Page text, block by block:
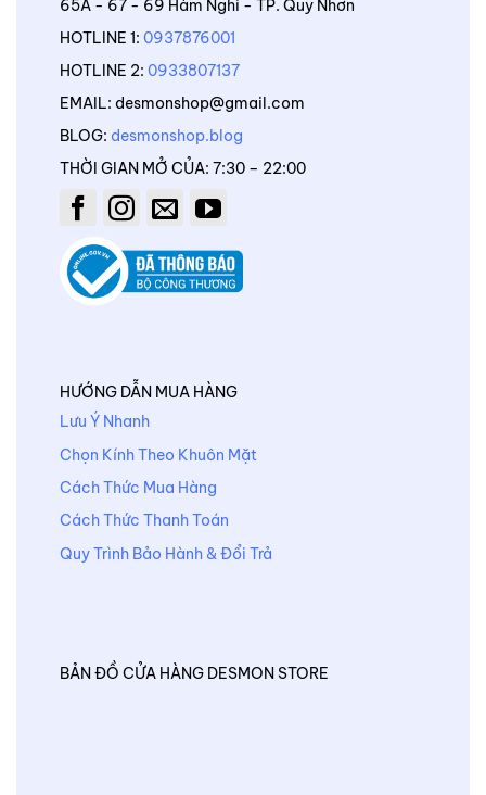
65A - 67 - 69 Hàm Nghi - TP. Quy Nhơn
HOTLINE 1: 0937876001
HOTLINE 2: 0933807137
EMAIL: desmonshop@gmail.com
BLOG: desmonshop.blog
THỜI GIAN MỞ CỦA: 7:30 – 22:00
HƯỚNG DẪN MUA HÀNG
Lưu Ý Nhanh
Chọn Kính Theo Khuôn Mặt
Cách Thức Mua Hàng
Cách Thức Thanh Toán
Quy Trình Bảo Hành & Đổi Trả
BẢN ĐỒ CỬA HÀNG DESMON STORE